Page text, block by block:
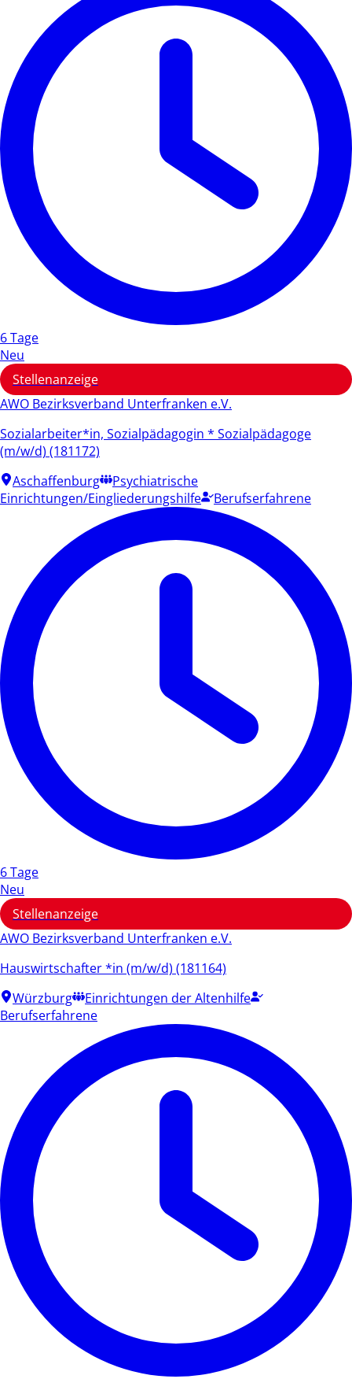
6 Tage
Neu
Stellenanzeige
AWO Bezirksverband Unterfranken e.V.
Sozialarbeiter*in, Sozialpädagogin * Sozialpädagoge
(m/w/d) (181172)
Aschaffenburg
Psychiatrische
Einrichtungen/Eingliederungshilfe
Berufserfahrene
6 Tage
Neu
Stellenanzeige
AWO Bezirksverband Unterfranken e.V.
Hauswirtschafter *in (m/w/d) (181164)
Würzburg
Einrichtungen der Altenhilfe
Berufserfahrene